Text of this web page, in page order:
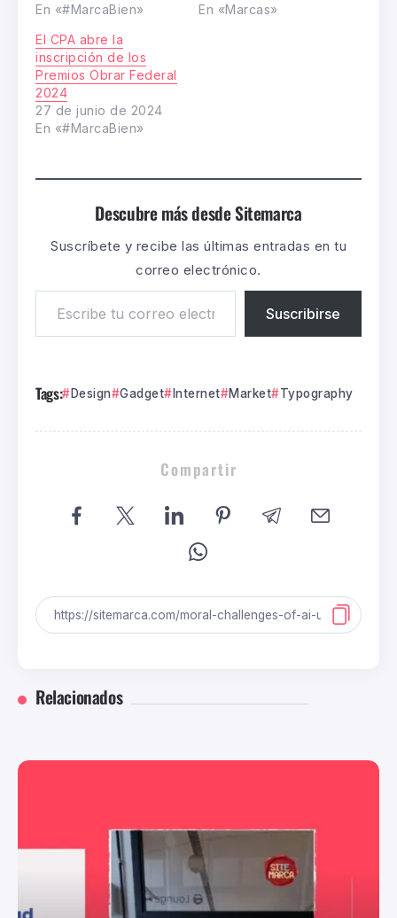
En «#MarcaBien»
En «Marcas»
El CPA abre la
inscripción de los
Premios Obrar Federal
2024
27 de junio de 2024
En «#MarcaBien»
Descubre más desde Sitemarca
Suscríbete y recibe las últimas entradas en tu
correo electrónico.
Suscribirse
Tags: Design Gadget Internet Market Typography
Compartir
Relacionados
Marketing
BUENO QUE LA INTERNET DE TU CASA ES
MADE IN LANATA, UNA MARCA SINIGUAL